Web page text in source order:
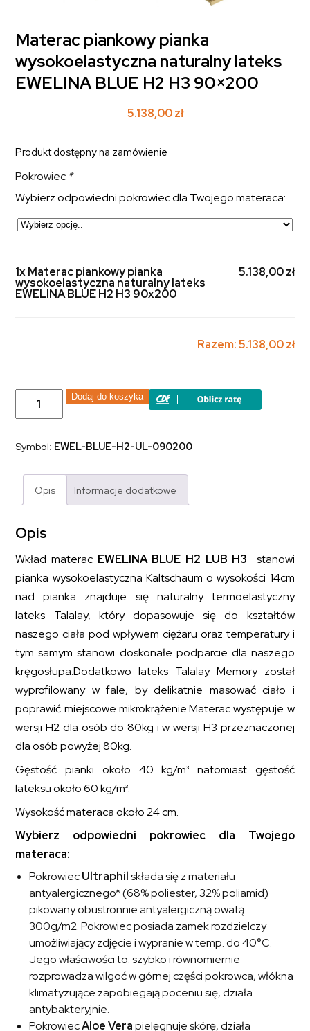
Materac piankowy pianka
wysokoelastyczna naturalny lateks
EWELINA BLUE H2 H3 90×200
5.138,00zł
Produkt dostępny na zamówienie
Pokrowiec *
Wybierz odpowiedni pokrowiec dla Twojego materaca:
1x Materac piankowy pianka
wysokoelastyczna naturalny lateks
EWELINA BLUE H2 H3 90x200
5.138,00 zł
Razem:5.138,00 zł
ilość
Materac
piankowy
naturalny
EWELINA
H3
Dodaj do koszyka
Symbol: EWEL-BLUE-H2-UL-090200
Opis Informacje dodatkowe
Opis
Wkład materac EWELINA BLUE H2 LUB H3
stanowi
pianka wysokoelastyczna Kaltschaum o wysokości 14cm
nad pianka znajduje się naturalny termoelastyczny
lateks Talalay, który dopasowuje się do kształtów
naszego ciała pod wpływem ciężaru oraz temperatury i
tym samym stanowi doskonałe podparcie dla naszego
kręgosłupa.Dodatkowo lateks Talalay Memory został
wyprofilowany w fale, by delikatnie masować ciało i
poprawić miejscowe mikrokrążenie.Materac występuje w
wersji H2 dla osób do 80kg i w wersji H3 przeznaczonej
dla osób powyżej 80kg.
Gęstość pianki około 40 kg/m³ natomiast gęstość
lateksu około 60 kg/m³.
Wysokość materaca około 24 cm.
Wybierz odpowiedni pokrowiec dla Twojego
materaca:
PokrowiecUltraphilskłada się z materiału
antyalergicznego* (68% poliester, 32% poliamid)
pikowany obustronnie antyalergiczną owatą
300g/m2. Pokrowiec posiada zamek rozdzielczy
umożliwiający zdjęcie i wypranie w temp. do 40°C.
Jego właściwości to: szybko i równomiernie
rozprowadza wilgoć w górnej części pokrowca, włókna
klimatyzujące zapobiegają poceniu się, działa
antybakteryjnie.
PokrowiecAloe Verapielęgnuje skórę, działa